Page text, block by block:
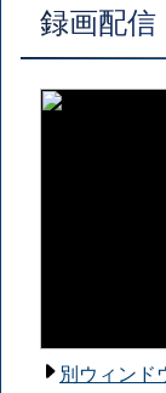
録画配信
別ウィンド